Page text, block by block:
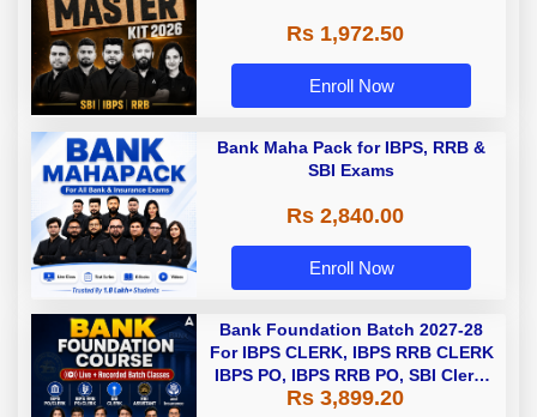
Rs 1,972.50
Enroll Now
Bank Maha Pack for IBPS, RRB &
SBI Exams
Rs 2,840.00
Enroll Now
Bank Foundation Batch 2027-28
For IBPS CLERK, IBPS RRB CLERK
IBPS PO, IBPS RRB PO, SBI Clerk,
and Insurance with Books |
Rs 3,899.20